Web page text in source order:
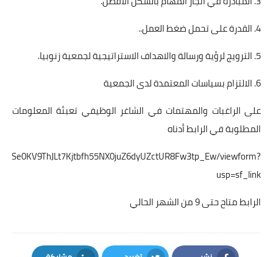
4. القدرة على تحمل ضغط العمل..
5. الترويج لرؤية ورسالة والاهداف الاستراتيجية لجمعية زنوبيا.
6. الالتزام بسياسات المعتمدة لدى الجمعية
على الراغبات والمهتمات في الشاغر الوظيفي تعبئة المعلومات
المطلوبة في الرابط أدناه
viewform?
usp=sf_link
الرابط متاح حتى 9 من الشهر الحالي